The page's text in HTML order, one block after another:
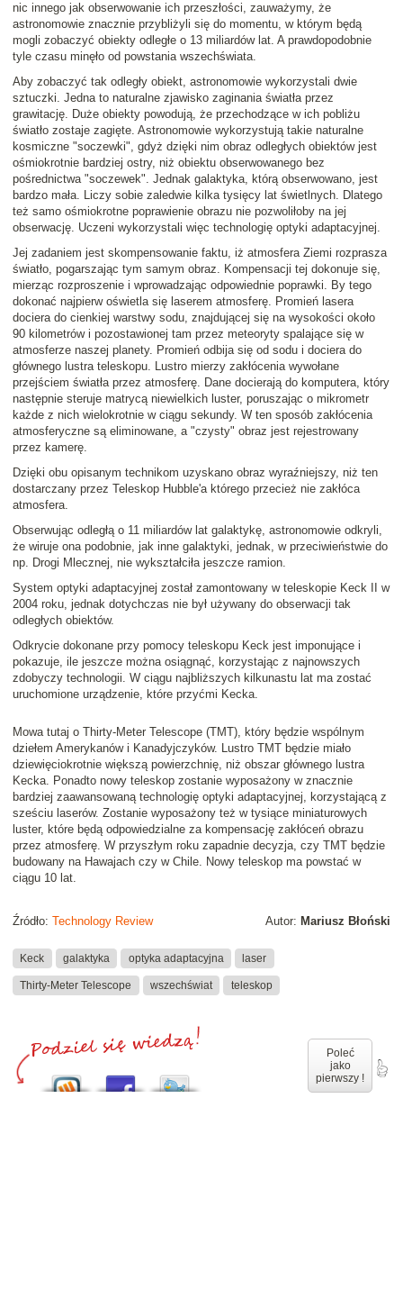
nic innego jak obserwowanie ich przeszłości, zauważymy, że
astronomowie znacznie przybliżyli się do momentu, w którym będą
mogli zobaczyć obiekty odległe o 13 miliardów lat. A prawdopodobnie
tyle czasu minęło od powstania wszechświata.
Aby zobaczyć tak odległy obiekt, astronomowie wykorzystali dwie
sztuczki. Jedna to naturalne zjawisko zaginania światła przez
grawitację. Duże obiekty powodują, że przechodzące w ich pobliżu
światło zostaje zagięte. Astronomowie wykorzystują takie naturalne
kosmiczne "soczewki", gdyż dzięki nim obraz odległych obiektów jest
ośmiokrotnie bardziej ostry, niż obiektu obserwowanego bez
pośrednictwa "soczewek". Jednak galaktyka, którą obserwowano, jest
bardzo mała. Liczy sobie zaledwie kilka tysięcy lat świetlnych. Dlatego
też samo ośmiokrotne poprawienie obrazu nie pozwoliłoby na jej
obserwację. Uczeni wykorzystali więc technologię optyki adaptacyjnej.
Jej zadaniem jest skompensowanie faktu, iż atmosfera Ziemi rozprasza
światło, pogarszając tym samym obraz. Kompensacji tej dokonuje się,
mierząc rozproszenie i wprowadzając odpowiednie poprawki. By tego
dokonać najpierw oświetla się laserem atmosferę. Promień lasera
dociera do cienkiej warstwy sodu, znajdującej się na wysokości około
90 kilometrów i pozostawionej tam przez meteoryty spalające się w
atmosferze naszej planety. Promień odbija się od sodu i dociera do
głównego lustra teleskopu. Lustro mierzy zakłócenia wywołane
przejściem światła przez atmosferę. Dane docierają do komputera, który
następnie steruje matrycą niewielkich luster, poruszając o mikrometr
każde z nich wielokrotnie w ciągu sekundy. W ten sposób zakłócenia
atmosferyczne są eliminowane, a "czysty" obraz jest rejestrowany
przez kamerę.
Dzięki obu opisanym technikom uzyskano obraz wyraźniejszy, niż ten
dostarczany przez Teleskop Hubble'a którego przecież nie zakłóca
atmosfera.
Obserwując odległą o 11 miliardów lat galaktykę, astronomowie odkryli,
że wiruje ona podobnie, jak inne galaktyki, jednak, w przeciwieństwie do
np. Drogi Mlecznej, nie wykształciła jeszcze ramion.
System optyki adaptacyjnej został zamontowany w teleskopie Keck II w
2004 roku, jednak dotychczas nie był używany do obserwacji tak
odległych obiektów.
Odkrycie dokonane przy pomocy teleskopu Keck jest imponujące i
pokazuje, ile jeszcze można osiągnąć, korzystając z najnowszych
zdobyczy technologii. W ciągu najbliższych kilkunastu lat ma zostać
uruchomione urządzenie, które przyćmi Kecka.
Mowa tutaj o Thirty-Meter Telescope (TMT), który będzie wspólnym
dziełem Amerykanów i Kanadyjczyków. Lustro TMT będzie miało
dziewięciokrotnie większą powierzchnię, niż obszar głównego lustra
Kecka. Ponadto nowy teleskop zostanie wyposażony w znacznie
bardziej zaawansowaną technologię optyki adaptacyjnej, korzystającą z
sześciu laserów. Zostanie wyposażony też w tysiące miniaturowych
luster, które będą odpowiedzialne za kompensację zakłóceń obrazu
przez atmosferę. W przyszłym roku zapadnie decyzja, czy TMT będzie
budowany na Hawajach czy w Chile. Nowy teleskop ma powstać w
ciągu 10 lat.
Autor: Mariusz Błoński
Źródło: Technology Review
Keck galaktyka optyka adaptacyjna laser
Thirty-Meter Telescope wszechświat teleskop
Poleć
jako
pierwszy !